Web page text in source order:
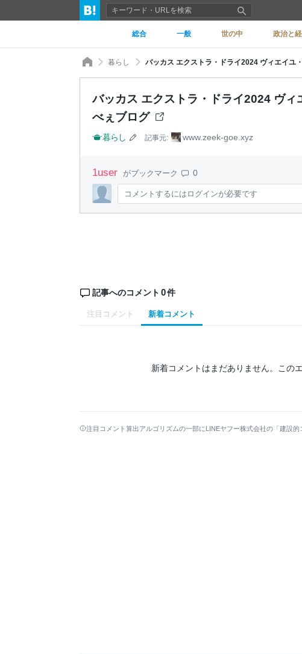
総合 一般 世の中 政治と
暮らし バッカス エクストラ・ドライ2024 ヴィエイユ
バッカス エクストラ・ドライ2024 ヴ
べぇブログ
暮らし 記事元: www.zeek-goe.xyz
1user がブックマーク 0
コメントするにはログインが必要です
記事へのコメント 0件
注目コメント 新着コメント
新着コメントはまだありません。 この
注目コメント算出アルゴリズムの一部にLINEヤフー株式会社の「建設